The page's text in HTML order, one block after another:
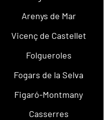
Arenys de Mar
Vicenç de Castellet
Folgueroles
Fogars de la Selva
Figaró-Montmany
Casserres